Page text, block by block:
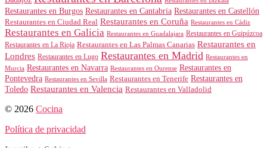
Restaurantes en Burgos Restaurantes en Cantabria Restaurantes en Castellón
Restaurantes en Ciudad Real Restaurantes en Coruña Restaurantes en Cádiz
Restaurantes en Galicia Restaurantes en Guadalajara Restaurantes en Guipúzcoa
Restaurantes en La Rioja Restaurantes en Las Palmas Canarias Restaurantes en
Londres Restaurantes en Lugo Restaurantes en Madrid Restaurantes en
Murcia Restaurantes en Navarra Restaurantes en Ourense Restaurantes en
Pontevedra Restaurantes en Sevilla Restaurantes en Tenerife Restaurantes en
Toledo Restaurantes en Valencia Restaurantes en Valladolid
© 2026 Cocina
Política de privacidad